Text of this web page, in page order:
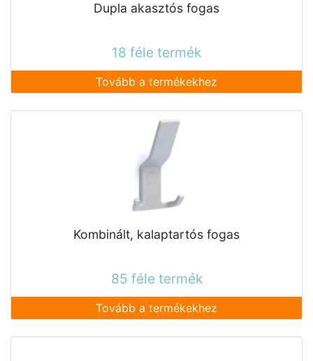
Dupla akasztós fogas
18 féle termék
Tovább a termékekhez
Kombinált, kalaptartós fogas
85 féle termék
Tovább a termékekhez